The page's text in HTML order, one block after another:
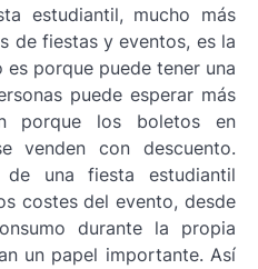
estudiantil, mucho más
de fiestas y eventos, es la
porque puede tener una
puede esperar más
porque los boletos en
venden con descuento.
una fiesta estudiantil
costes del evento, desde
durante la propia
un papel importante. Así